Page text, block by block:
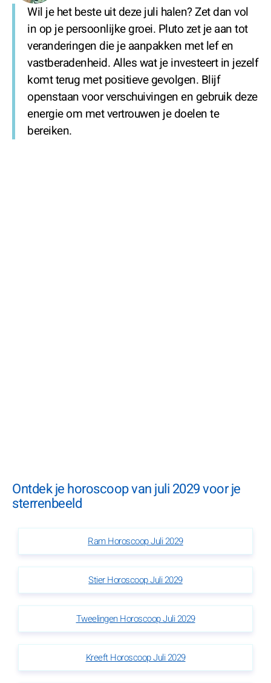
Wil je het beste uit deze juli halen? Zet dan vol
in op je persoonlijke groei. Pluto zet je aan tot
veranderingen die je aanpakken met lef en
vastberadenheid. Alles wat je investeert in jezelf
komt terug met positieve gevolgen. Blijf
openstaan voor verschuivingen en gebruik deze
energie om met vertrouwen je doelen te
bereiken.
Ontdek je horoscoop van juli 2029 voor je
sterrenbeeld
Ram Horoscoop Juli 2029
Stier Horoscoop Juli 2029
Tweelingen Horoscoop Juli 2029
Kreeft Horoscoop Juli 2029